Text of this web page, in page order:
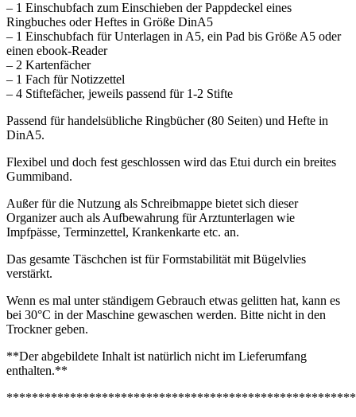
– 1 Einschubfach zum Einschieben der Pappdeckel eines
Ringbuches oder Heftes in Größe DinA5
– 1 Einschubfach für Unterlagen in A5, ein Pad bis Größe A5 oder
einen ebook-Reader
– 2 Kartenfächer
– 1 Fach für Notizzettel
– 4 Stiftefächer, jeweils passend für 1-2 Stifte
Passend für handelsübliche Ringbücher (80 Seiten) und Hefte in
DinA5.
Flexibel und doch fest geschlossen wird das Etui durch ein breites
Gummiband.
Außer für die Nutzung als Schreibmappe bietet sich dieser
Organizer auch als Aufbewahrung für Arztunterlagen wie
Impfpässe, Terminzettel, Krankenkarte etc. an.
Das gesamte Täschchen ist für Formstabilität mit Bügelvlies
verstärkt.
Wenn es mal unter ständigem Gebrauch etwas gelitten hat, kann es
bei 30°C in der Maschine gewaschen werden. Bitte nicht in den
Trockner geben.
**Der abgebildete Inhalt ist natürlich nicht im Lieferumfang
enthalten.**